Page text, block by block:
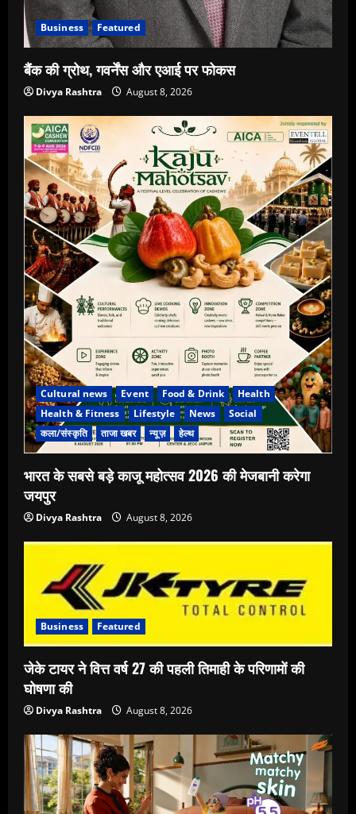
Business Featured
बैंक की ग्रोथ, गवर्नेंस और एआई पर फोकस
Divya Rashtra August 8, 2026
Cultural news Event Food & Drink
Health
Health & Fitness
Lifestyle News
Social
कला/संस्कृति
ताजा खबर न्यूज़ हेल्थ
भारत के सबसे बड़े काजू महोत्सव 2026 की मेजबानी करेगा
जयपुर
Divya Rashtra August 8, 2026
Business Featured
जेके टायर ने वित्त वर्ष 27 की पहली तिमाही के परिणामों की
घोषणा की
Divya Rashtra August 8, 2026